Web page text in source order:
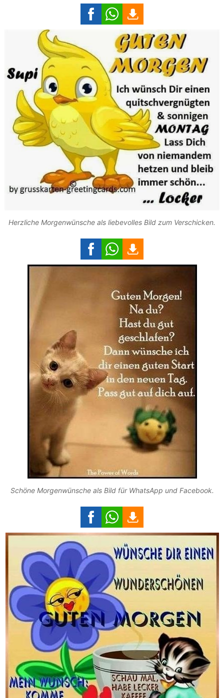
Herzliche Morgenwünsche als liebevolles Bild zum Verschicken.
Schöne Morgenwünsche als Bild für WhatsApp und Facebook.